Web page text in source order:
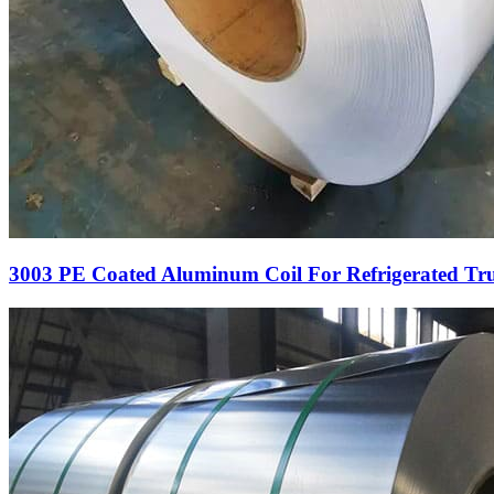
3003 PE Coated Aluminum Coil For Refrigerated